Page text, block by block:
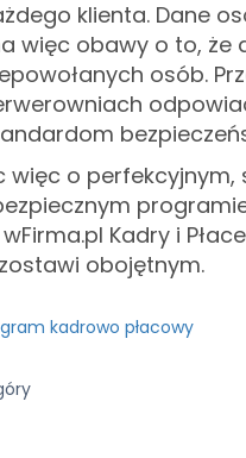
klienta. Dane
więc obawy o to, że
osób.
więc o
Kadry i
obojętnym.
kadrowo płacowy